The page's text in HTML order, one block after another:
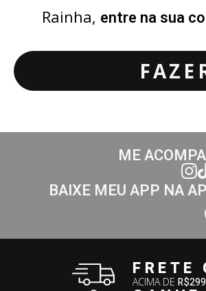
Rainha, entre na sua
ME
BAIXE MEU APP NA
FRETE
ACIMA DE